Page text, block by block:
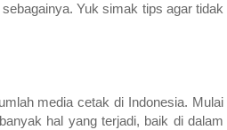
Yuk simak tips agar tidak
media cetak di Indonesia. Mulai
hal yang terjadi, baik di dalam